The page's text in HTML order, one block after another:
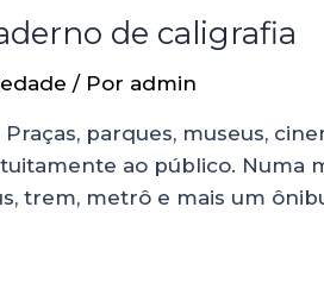
de caligrafia
/ Por admin
parques, museus,
ao público. Numa
trem, metrô e mais um